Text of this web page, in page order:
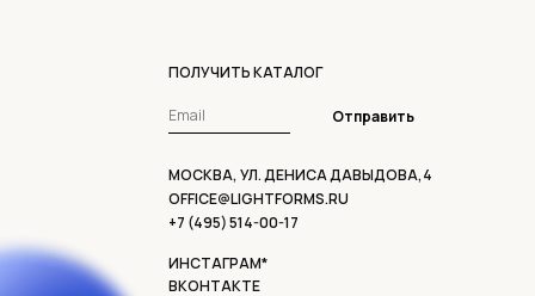
МОСКВА, УЛ. ДЕНИСА ДАВЫДОВА,4
ПОЛУЧИТЬ КАТАЛОГ
ИНСТАГРАМ*
ВКОНТАКТЕ
+7 (495) 514-00-17
OFFICE@LIGHTFORMS.RU
Отправить